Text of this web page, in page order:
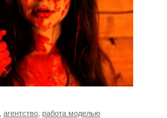
агентство работа моделью